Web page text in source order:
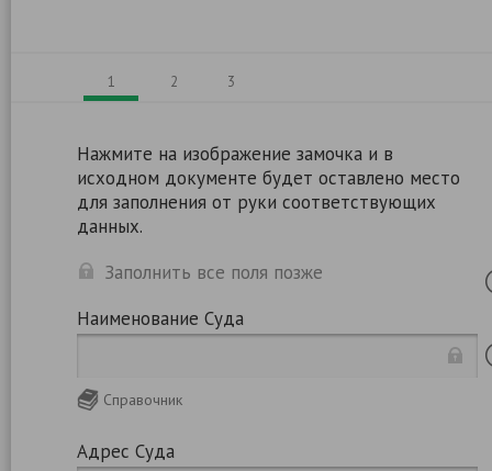
1 2 3
Нажмите на изображение замочка и в
исходном документе будет оставлено место
для заполнения от руки соответствующих
данных.
Заполнить все поля позже
Наименование Суда
Справочник
Адрес Суда